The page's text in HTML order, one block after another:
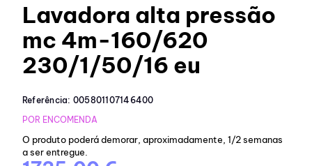
Lavadora alta pressão
mc 4m-160/620
230/1/50/16 eu
Referência: 005801107146400
POR ENCOMENDA
O produto poderá demorar, aproximadamente, 1/2 semanas
a ser entregue.